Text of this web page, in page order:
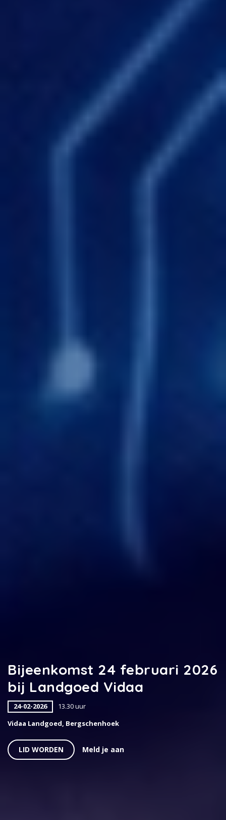
Bijeenkomst 24 februari 2026
bij Landgoed Vidaa
24-02-2026
13.30 uur
Vidaa Landgoed, Bergschenhoek
LID WORDEN Meld je aan